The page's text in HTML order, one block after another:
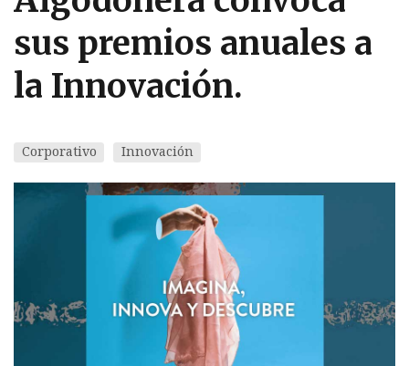
sus premios anuales a
la Innovación.
Corporativo Innovación